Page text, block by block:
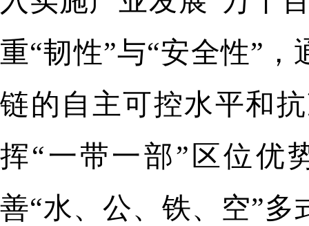
重“韧性”与“安全性”
链的自主可控水平和
挥“一带一部”区位优
善“水、公、铁、空”